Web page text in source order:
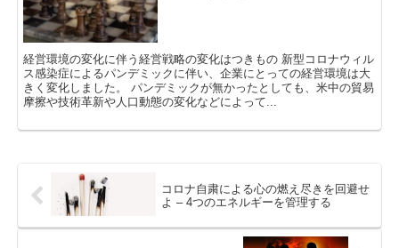
経営環境の変化に伴う経営戦略の変化はつきもの 新型コロナウィル
ス感染症によるパンデミックに伴い、企業にとっての経営環境は大
きく変化しました。 パンデミックが無かったとしても、米中の貿易
摩擦や技術革新や人口動態の変化などによって...
コロナ自粛による心の燃え尽きを回避せ
よ – 4つのエネルギーを管理する